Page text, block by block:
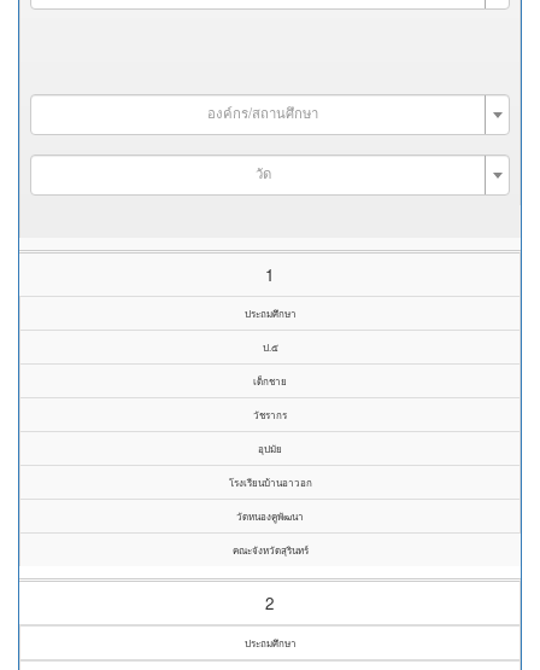
องค์กร/สถานศึกษา
วัด
1
ประถมศึกษา
ป.๕
เด็กชาย
วัชรากร
อุปมัย
โรงเรียนบ้านอาวอก
วัดหนองคูพัฒนา
คณะจังหวัดสุรินทร์
2
ประถมศึกษา